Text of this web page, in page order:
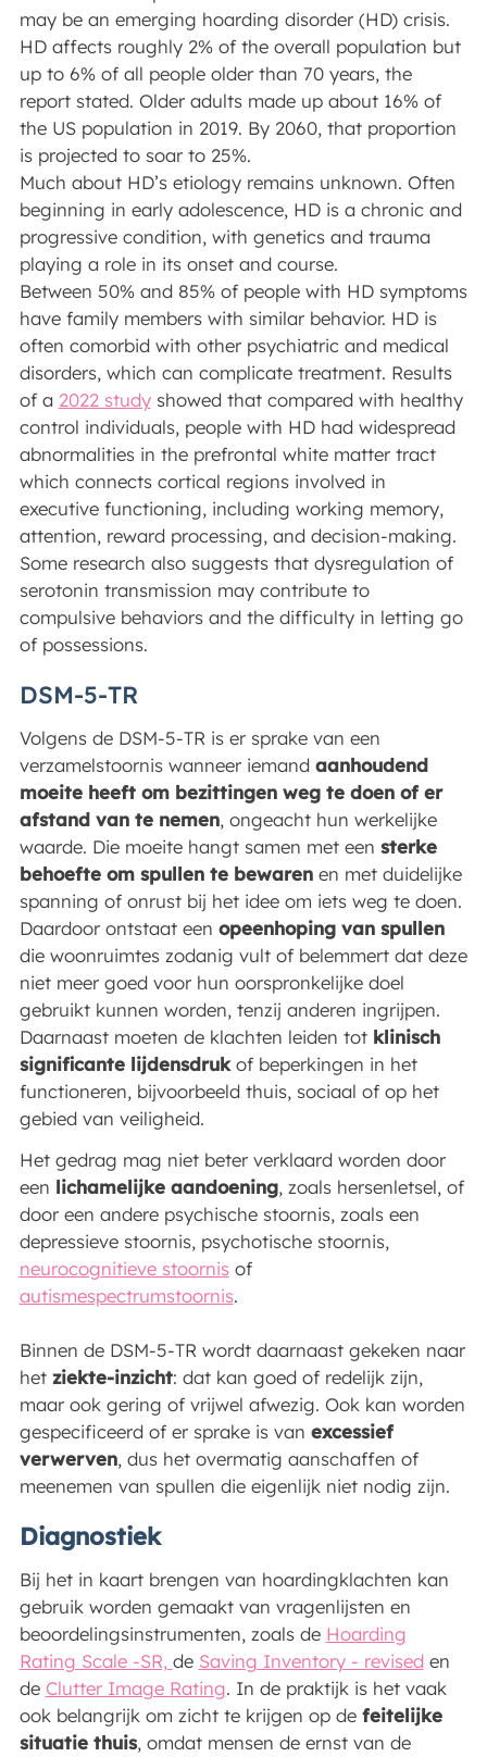
may be an emerging hoarding disorder (HD) crisis.
HD affects roughly 2% of the overall population but
up to 6% of all people older than 70 years, the
report stated. Older adults made up about 16% of
the US population in 2019. By 2060, that proportion
is projected to soar to 25%.
Much about HD’s etiology remains unknown. Often
beginning in early adolescence, HD is a chronic and
progressive condition, with genetics and trauma
playing a role in its onset and course.
Between 50% and 85% of people with HD symptoms
have family members with similar behavior. HD is
often comorbid with other psychiatric and medical
disorders, which can complicate treatment. Results
of a 2022 studyshowed that compared with healthy
control individuals, people with HD had widespread
abnormalities in the prefrontal white matter tract
which connects cortical regions involved in
executive functioning, including working memory,
attention, reward processing, and decision-making.
Some research also suggests that dysregulation of
serotonin transmission may contribute to
compulsive behaviors and the difficulty in letting go
of possessions.
DSM-5-TR
Volgens de DSM-5-TR is er sprake van een
verzamelstoornis wanneer iemand aanhoudend
moeite heeft om bezittingen weg te doen of er
afstand van te nemen, ongeacht hun werkelijke
waarde. Die moeite hangt samen met een sterke
behoefte om spullen te bewarenen met duidelijke
spanning of onrust bij het idee om iets weg te doen.
Daardoor ontstaat een opeenhoping van spullen
die woonruimtes zodanig vult of belemmert dat deze
niet meer goed voor hun oorspronkelijke doel
gebruikt kunnen worden, tenzij anderen ingrijpen.
Daarnaast moeten de klachten leiden tot klinisch
significante lijdensdrukof beperkingen in het
functioneren, bijvoorbeeld thuis, sociaal of op het
gebied van veiligheid.
Het gedrag mag niet beter verklaard worden door
een lichamelijke aandoening, zoals hersenletsel, of
door een andere psychische stoornis, zoals een
depressieve stoornis, psychotische stoornis,
neurocognitieve stoornisof
autismespectrumstoornis.
Binnen de DSM-5-TR wordt daarnaast gekeken naar
het ziekte-inzicht: dat kan goed of redelijk zijn,
maar ook gering of vrijwel afwezig. Ook kan worden
gespecificeerd of er sprake is van excessief
verwerven, dus het overmatig aanschaffen of
meenemen van spullen die eigenlijk niet nodig zijn.
Diagnostiek
Bij het in kaart brengen van hoardingklachten kan
gebruik worden gemaakt van vragenlijsten en
beoordelingsinstrumenten, zoals de Hoarding
Rating Scale -SR, de Saving Inventory - revised en
de Clutter Image Rating. In de praktijk is het vaak
ook belangrijk om zicht te krijgen op de feitelijke
situatie thuis, omdat mensen de ernst van de